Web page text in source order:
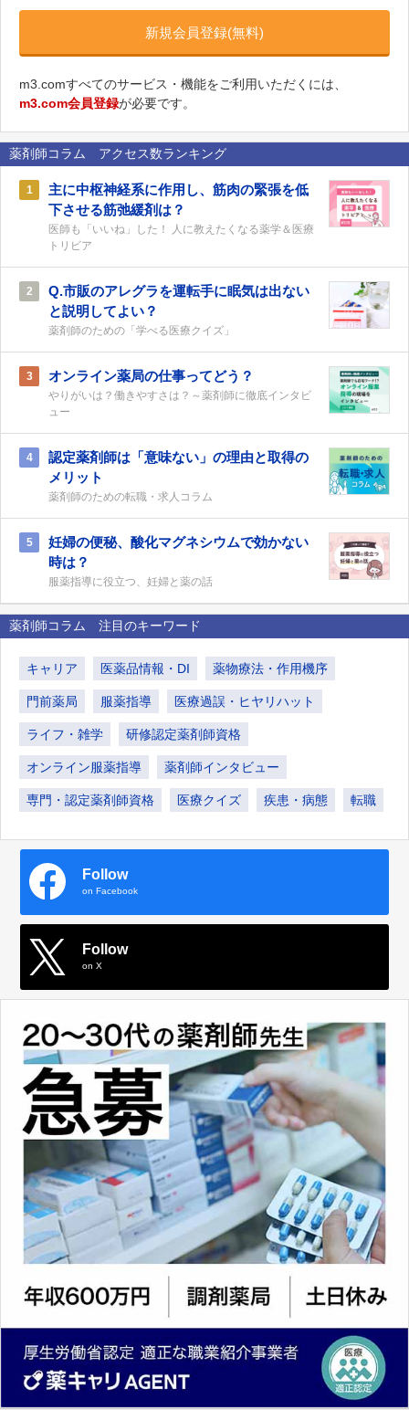
新規会員登録(無料)
m3.comすべてのサービス・機能をご利用いただくには、
m3.com会員登録が必要です。
薬剤師コラム アクセス数ランキング
1
主に中枢神経系に作用し、筋肉の緊張を低
下させる筋弛緩剤は？
医師も「いいね」した！ 人に教えたくなる薬学＆医療
トリビア
2
Q.市販のアレグラを運転手に眠気は出ない
と説明してよい？
薬剤師のための「学べる医療クイズ」
3 オンライン薬局の仕事ってどう？
やりがいは？働きやすさは？～薬剤師に徹底インタビ
ュー
4
認定薬剤師は「意味ない」の理由と取得の
メリット
薬剤師のための転職・求人コラム
5
妊婦の便秘、酸化マグネシウムで効かない
時は？
服薬指導に役立つ、妊婦と薬の話
薬剤師コラム 注目のキーワード
キャリア 医薬品情報・DI 薬物療法・作用機序
門前薬局 服薬指導 医療過誤・ヒヤリハット
ライフ・雑学 研修認定薬剤師資格
オンライン服薬指導 薬剤師インタビュー
専門・認定薬剤師資格 医療クイズ 疾患・病態 転職
Follow
on Facebook
Follow
on X